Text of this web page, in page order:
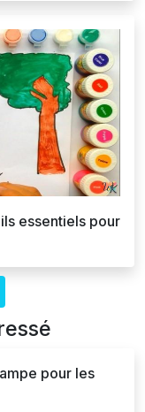
essentiels pour
pour les